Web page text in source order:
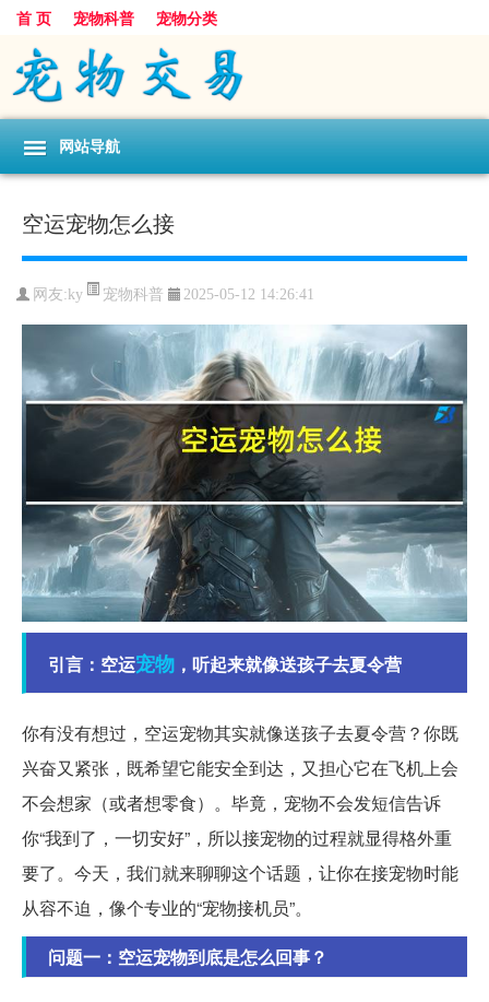
首 页 宠物科普 宠物分类
网站导航
空运宠物怎么接
网友:ky 宠物科普 2025-05-12 14:26:41
引言：空运宠物 ，听起来就像送孩子去夏令营
你有没有想过，空运宠物其实就像送孩子去夏令营？你既
兴奋又紧张，既希望它能安全到达，又担心它在飞机上会
不会想家（或者想零食）。毕竟，宠物不会发短信告诉
你“我到了，一切安好”，所以接宠物的过程就显得格外重
要了。今天，我们就来聊聊这个话题，让你在接宠物时能
从容不迫，像个专业的“宠物接机员”。
问题一：空运宠物到底是怎么回事？